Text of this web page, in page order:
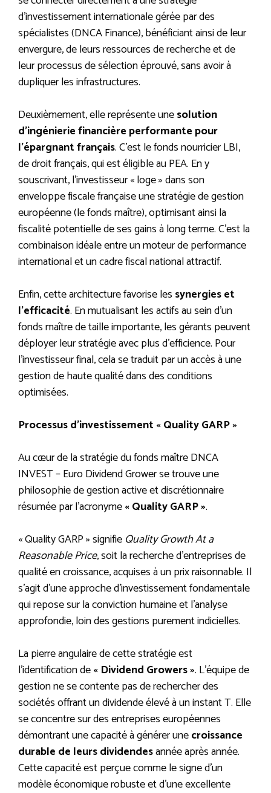
d’investissement internationale gérée par des
spécialistes (DNCA Finance), bénéficiant ainsi de leur
envergure, de leurs ressources de recherche et de
leur processus de sélection éprouvé, sans avoir à
dupliquer les infrastructures.
Deuxièmement, elle représente unesolution
d’ingénierie financière performante pour
l’épargnant français. C’est le fonds nourricier LBI,
de droit français, qui est éligible au PEA. En y
souscrivant, l’investisseur « loge » dans son
enveloppe fiscale française une stratégie de gestion
européenne (le fonds maître), optimisant ainsi la
fiscalité potentielle de ses gains à long terme. C’est la
combinaison idéale entre un moteur de performance
international et un cadre fiscal national attractif.
Enfin, cette architecture favorise les synergies et
l’efficacité. En mutualisant les actifs au sein d’un
fonds maître de taille importante, les gérants peuvent
déployer leur stratégie avec plus d’efficience. Pour
l’investisseur final, cela se traduit par un accès à une
gestion de haute qualité dans des conditions
optimisées.
Processus d’investissement « Quality GARP »
Au cœur de la stratégie du fonds maître DNCA
INVEST – Euro Dividend Grower se trouve une
philosophie de gestion active et discrétionnaire
résumée par l’acronyme« Quality GARP ».
« Quality GARP » signifie Quality Growth At a
Reasonable Price, soit la recherche d’entreprises de
qualité en croissance, acquises à un prix raisonnable. Il
s’agit d’une approche d’investissement fondamentale
qui repose sur la conviction humaine et l’analyse
approfondie, loin des gestions purement indicielles.
La pierre angulaire de cette stratégie est
l’identification de« Dividend Growers ». L’équipe de
gestion ne se contente pas de rechercher des
sociétés offrant un dividende élevé à un instant T. Elle
se concentre sur des entreprises européennes
démontrant une capacité à générer unecroissance
durable de leurs dividendesannée après année.
Cette capacité est perçue comme le signe d’un
modèle économique robuste et d’une excellente